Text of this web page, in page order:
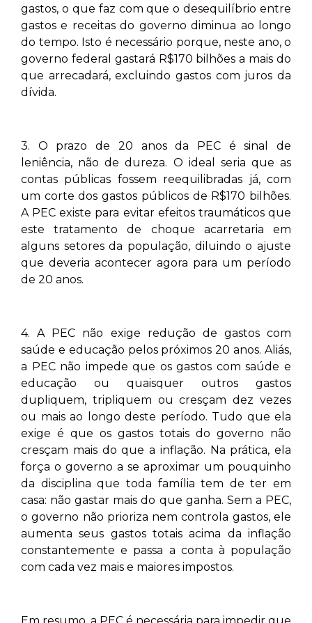
gastos, o que faz com que o desequilíbrio entre
gastos e receitas do governo diminua ao longo
do tempo. Isto é necessário porque, neste ano, o
governo federal gastará R$170 bilhões a mais do
que arrecadará, excluindo gastos com juros da
dívida.
3. O prazo de 20 anos da PEC é sinal de
leniência, não de dureza. O ideal seria que as
contas públicas fossem reequilibradas já, com
um corte dos gastos públicos de R$170 bilhões.
A PEC existe para evitar efeitos traumáticos que
este tratamento de choque acarretaria em
alguns setores da população, diluindo o ajuste
que deveria acontecer agora para um período
de 20 anos.
4. A PEC não exige redução de gastos com
saúde e educação pelos próximos 20 anos. Aliás,
a PEC não impede que os gastos com saúde e
educação ou quaisquer outros gastos
dupliquem, tripliquem ou cresçam dez vezes
ou mais ao longo deste período. Tudo que ela
exige é que os gastos totais do governo não
cresçam mais do que a inflação. Na prática, ela
força o governo a se aproximar um pouquinho
da disciplina que toda família tem de ter em
casa: não gastar mais do que ganha. Sem a PEC,
o governo não prioriza nem controla gastos, ele
aumenta seus gastos totais acima da inflação
constantemente e passa a conta à população
com cada vez mais e maiores impostos.
Em resumo, a PEC é necessária para impedir que